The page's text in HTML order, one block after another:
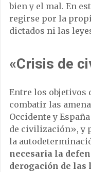
bien y el mal. En
regirse por la
dictados ni las
«Crisis de
Entre los objetivos
combatir las
Occidente y
de civilización», y
la
necesaria la
derogación de las